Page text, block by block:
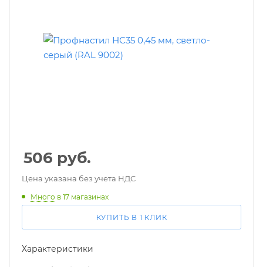
506 руб.
Цена указана без учета НДС
Много в 17 магазинах
КУПИТЬ В 1 КЛИК
Характеристики